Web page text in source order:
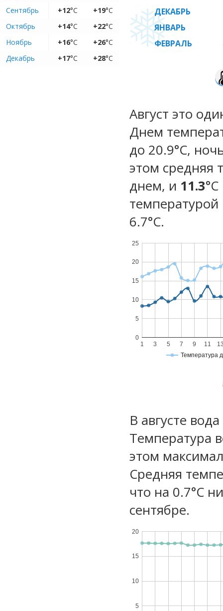
Сентябрь
+12°C +19°C
Октябрь
+14°C +22°C
Ноябрь
+16°C +26°C
Декабрь
+17°C +28°C
ДЕКАБРЬ
ЯНВАРЬ
ФЕВРАЛЬ
Август это
Днем
до 20.9°C,
этом средняя
днем, и 11.3
температурой
6.7°С.
Температура
1 3 5 7 9 11
0
5
10
15
20
25
В августе
Температура
этом
Средняя
что на 0.7°C
сентябре.
5
10
15
20